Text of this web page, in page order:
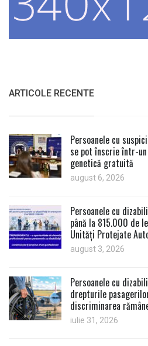
ARTICOLE RECENTE
Persoanele cu
se pot înscrie într-
genetică gratuită
august 6, 2026
Persoanele cu
până la 815.000 de
Unități Protejate
august 3, 2026
Persoanele cu
drepturile
discriminarea
iulie 31, 2026